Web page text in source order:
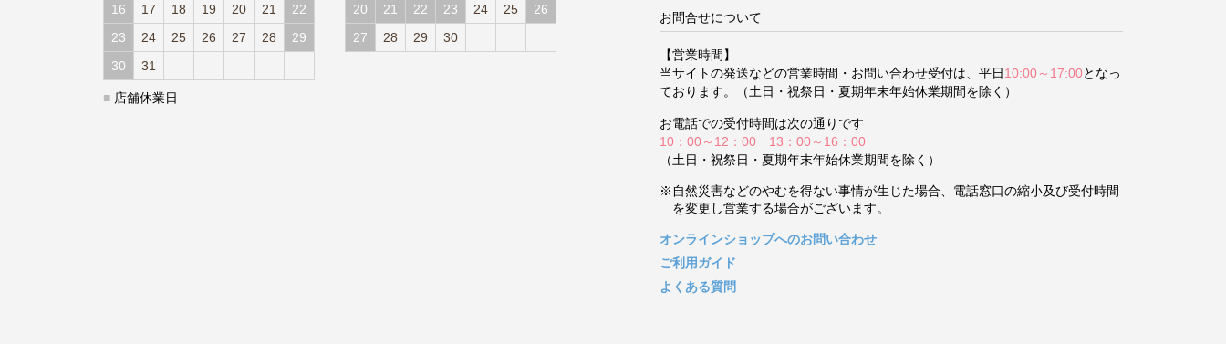
16
17 18 19 20 21
22
23
24 25 26 27 28
29
30
31
20
21 22 23 24 25
26
27
28 29 30
■ 店舗休業日
お問合せについて
【営業時間】
当サイトの発送などの営業時間・お問い合わせ受付は、平日10:00～17:00となっ
ております。（土日・祝祭日・夏期年末年始休業期間を除く）
お電話での受付時間は次の通りです
10：00～12：00 13：00～16：00
（土日・祝祭日・夏期年末年始休業期間を除く）
※自然災害などのやむを得ない事情が生じた場合、電話窓口の縮小及び受付時間
を変更し営業する場合がございます。
オンラインショップへのお問い合わせ
ご利用ガイド
よくある質問